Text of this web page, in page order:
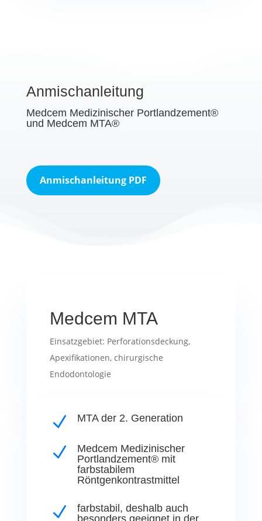
Anmischanleitung
Medcem Medizinischer Portlandzement®
und Medcem MTA®
Anmischanleitung PDF
Medcem MTA
Einsatzgebiet: Perforationsdeckung,
Apexifikationen, chirurgische
Endodontologie
N MTA der 2. Generation
N
Medcem Medizinischer
Portlandzement® mit
farbstabilem
Röntgenkontrastmittel
N
farbstabil, deshalb auch
besonders geeignet in der